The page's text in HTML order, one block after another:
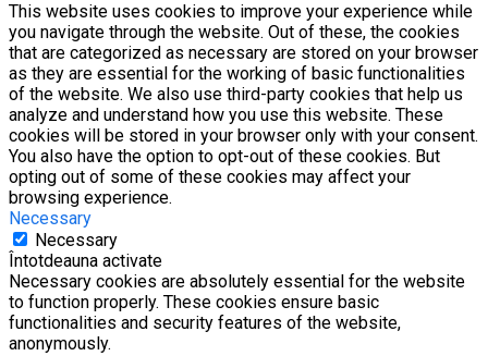
This website uses cookies to improve your experience while
you navigate through the website. Out of these, the cookies
that are categorized as necessary are stored on your browser
as they are essential for the working of basic functionalities
of the website. We also use third-party cookies that help us
analyze and understand how you use this website. These
cookies will be stored in your browser only with your consent.
You also have the option to opt-out of these cookies. But
opting out of some of these cookies may affect your
browsing experience.
Necessary
Necessary
Întotdeauna activate
Necessary cookies are absolutely essential for the website
to function properly. These cookies ensure basic
functionalities and security features of the website,
anonymously.